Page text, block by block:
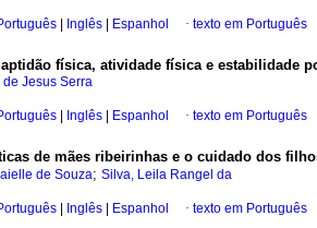
Inglês Espanhol · texto em Português
aptidão física, atividade física e estabilidade
Jesus Serra
Inglês Espanhol · texto em Português
de mães ribeirinhas e o cuidado dos
de Souza; Silva, Leila Rangel da
Inglês Espanhol · texto em Português